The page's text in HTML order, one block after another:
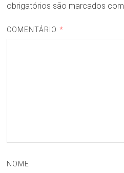
obrigatórios são marcados com
COMENTÁRIO *
NOME